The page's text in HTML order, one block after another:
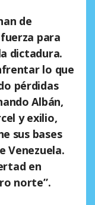
de
para
dictadura.
lo que
pérdidas
Albán,
y exilio,
sus bases
Venezuela.
en
norte”.